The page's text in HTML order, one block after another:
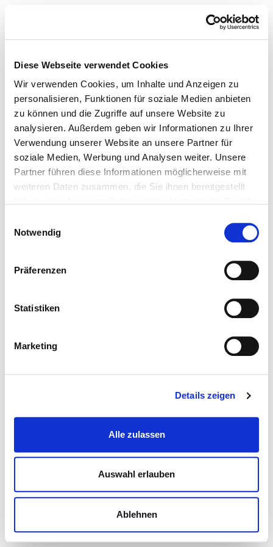
Diese Webseite verwendet Cookies
Wir verwenden Cookies, um Inhalte und Anzeigen zu
personalisieren, Funktionen für soziale Medien anbieten
zu können und die Zugriffe auf unsere Website zu
analysieren. Außerdem geben wir Informationen zu Ihrer
Verwendung unserer Website an unsere Partner für
soziale Medien, Werbung und Analysen weiter. Unsere
Partner führen diese Informationen möglicherweise mit
weiteren Daten zusammen, die Sie ihnen bereitgestellt
Notwendig
Präferenzen
Statistiken
Marketing
Details zeigen
Alle zulassen
Auswahl erlauben
Ablehnen